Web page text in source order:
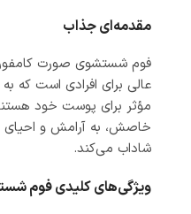
مقدمه‌ای جذاب
فوم شستشوی صورت
عالی برای افرادی است که
مؤثر برای پوست خود
خاصش، به آرامش و احیای
شاداب می‌کند.
ویژگی‌های کلیدی فوم